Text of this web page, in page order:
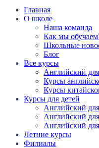
Главная
О школе
Наша команда
Как мы
Школьные
Блог
Все курсы
Английский
Курсы
Курсы
Курсы для детей
Английский
Английский
Английский
Летние курсы
Филиалы